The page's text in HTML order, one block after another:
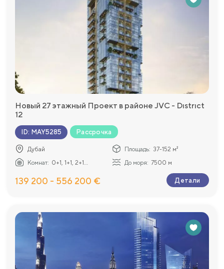
Новый 27 этажный Проект в районе JVC - Dıstrıct
12
ID: MAY5285 Рассрочка
Дубай Площадь: 37-152 м²
Комнат: 0+1, 1+1, 2+1... До моря: 7500 м
139 200 - 556 200 € Детали